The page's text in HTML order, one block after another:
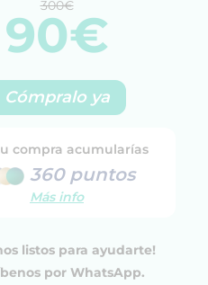
300€
90€
Cómpralo ya
compra acumularías
360 puntos
Más info
listos para ayudarte!
por WhatsApp.